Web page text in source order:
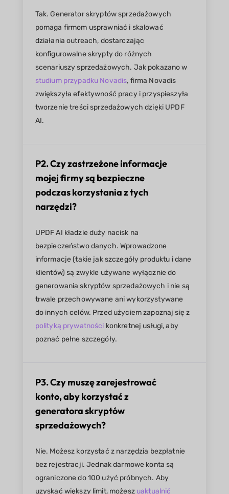
Tak. Generator skryptów sprzedażowych
pomaga firmom usprawniać i skalować
działania outreach, dostarczając
konfigurowalne skrypty do różnych
scenariuszy sprzedażowych. Jak pokazano w
studium przypadku Novadis, firma Novadis
zwiększyła efektywność pracy i przyspieszyła
tworzenie treści sprzedażowych dzięki UPDF
AI.
P2. Czy zastrzeżone informacje
mojej firmy są bezpieczne
podczas korzystania z tych
narzędzi?
UPDF AI kładzie duży nacisk na
bezpieczeństwo danych. Wprowadzone
informacje (takie jak szczegóły produktu i dane
klientów) są zwykle używane wyłącznie do
generowania skryptów sprzedażowych i nie są
trwale przechowywane ani wykorzystywane
do innych celów. Przed użyciem zapoznaj się z
polityką prywatności konkretnej usługi, aby
poznać pełne szczegóły.
P3. Czy muszę zarejestrować
konto, aby korzystać z
generatora skryptów
sprzedażowych?
Nie. Możesz korzystać z narzędzia bezpłatnie
bez rejestracji. Jednak darmowe konta są
ograniczone do 100 użyć próbnych. Aby
uzyskać większy limit, możesz uaktualnić